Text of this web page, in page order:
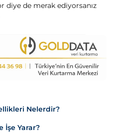
diye de merak ediyorsanız
Nelerdir?
İşe Yarar?